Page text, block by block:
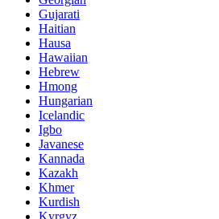
Gujarati
Haitian
Hausa
Hawaiian
Hebrew
Hmong
Hungarian
Icelandic
Igbo
Javanese
Kannada
Kazakh
Khmer
Kurdish
Kyrgyz